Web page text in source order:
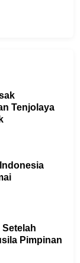
Tenjolaya
Pimpinan